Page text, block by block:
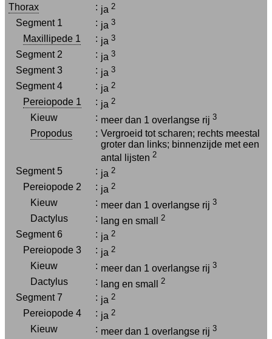
Thorax : ja 2
Segment 1 : ja 3
Maxillipede 1 : ja 3
Segment 2 : ja 3
Segment 3 : ja 3
Segment 4 : ja 2
Pereiopode 1 : ja 2
Kieuw : meer dan 1 overlangse rij 3
Propodus : Vergroeid tot scharen; rechts meestal
groter dan links; binnenzijde met een
antal lijsten 2
Segment 5 : ja 2
Pereiopode 2 : ja 2
Kieuw : meer dan 1 overlangse rij 3
Dactylus : lang en small 2
Segment 6 : ja 2
Pereiopode 3 : ja 2
Kieuw : meer dan 1 overlangse rij 3
Dactylus : lang en small 2
Segment 7 : ja 2
Pereiopode 4 : ja 2
Kieuw : meer dan 1 overlangse rij 3